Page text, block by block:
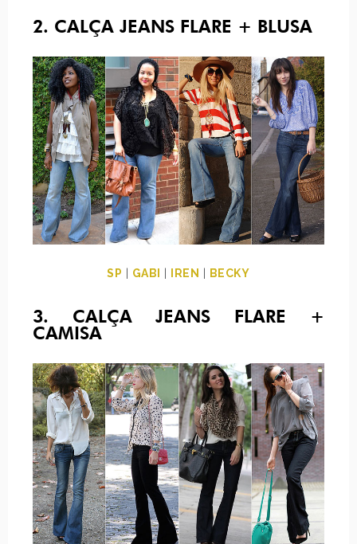
2. CALÇA JEANS FLARE + BLUSA
SP | GABI | IREN | BECKY
3. CALÇA JEANS FLARE +
CAMISA